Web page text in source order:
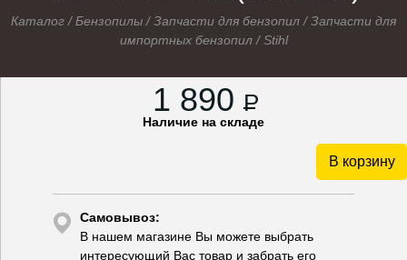
Каталог /Бензопилы /Запчасти для бензопил /Запчасти для
импортных бензопил/Stihl
1 890 P
Наличие на складе
В корзину
Самовывоз:
В нашем магазине Вы можете выбрать
интересующий Вас товар и забрать его